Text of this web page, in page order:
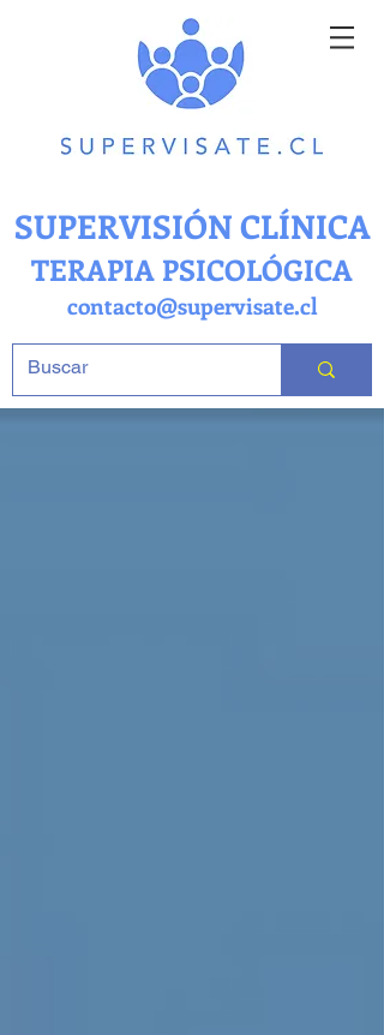
SUPERVISIÓN CLÍNICA
TERAPIA PSICOLÓGICA
contacto@supervisate.cl